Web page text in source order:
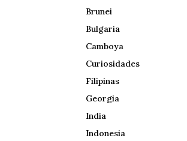
Brunei
Bulgaria
Camboya
Curiosidades
Filipinas
Georgia
India
Indonesia